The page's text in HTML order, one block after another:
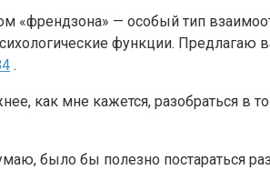
«френдзона» — особый тип
функции. Предлагаю
.
как мне кажется, разобраться в
было бы полезно постараться